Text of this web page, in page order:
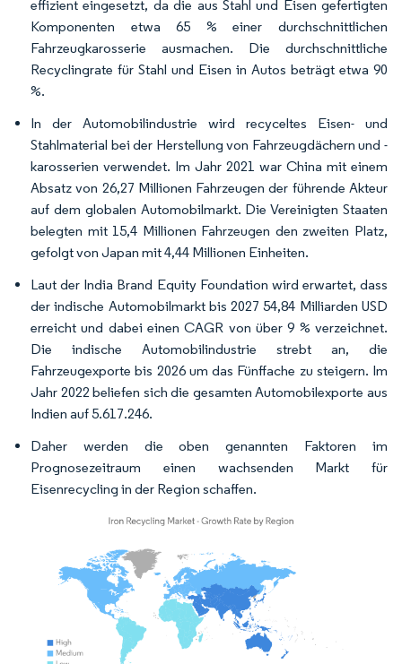
effizient eingesetzt, da die aus Stahl und Eisen gefertigten
Komponenten etwa 65 % einer durchschnittlichen
Fahrzeugkarosserie ausmachen. Die durchschnittliche
Recyclingrate für Stahl und Eisen in Autos beträgt etwa 90
%.
In der Automobilindustrie wird recyceltes Eisen- und
Stahlmaterial bei der Herstellung von Fahrzeugdächern und -
karosserien verwendet. Im Jahr 2021 war China mit einem
Absatz von 26,27 Millionen Fahrzeugen der führende Akteur
auf dem globalen Automobilmarkt. Die Vereinigten Staaten
belegten mit 15,4 Millionen Fahrzeugen den zweiten Platz,
gefolgt von Japan mit 4,44 Millionen Einheiten.
Laut der India Brand Equity Foundation wird erwartet, dass
der indische Automobilmarkt bis 2027 54,84 Milliarden USD
erreicht und dabei einen CAGR von über 9 % verzeichnet.
Die indische Automobilindustrie strebt an, die
Fahrzeugexporte bis 2026 um das Fünffache zu steigern. Im
Jahr 2022 beliefen sich die gesamten Automobilexporte aus
Indien auf 5.617.246.
Daher werden die oben genannten Faktoren im
Prognosezeitraum einen wachsenden Markt für
Eisenrecycling in der Region schaffen.